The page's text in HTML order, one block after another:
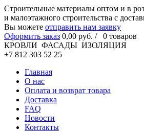
Cтроительные материалы оптом и в
и малоэтажного строительства с
Вы можете отправить нам заявку
Оформить заказ 0,00 руб. / 0 товаров
КРОВЛИ ФАСАДЫ ИЗОЛЯЦИЯ
+7 812 303 52 25
Главная
О нас
Оплата и возврат товара
Доставка
FAQ
Новости
Контакты